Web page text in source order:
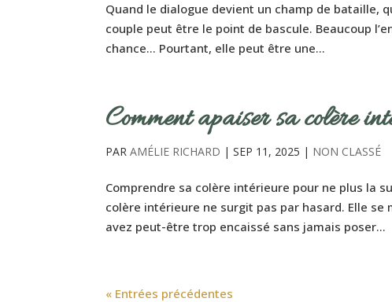
Quand le dialogue devient un champ de bataille,
couple peut être le point de bascule. Beaucoup
chance… Pourtant, elle peut être une...
Comment apaiser sa colère
PARAMÉLIE RICHARD |SEP 11, 2025 | NON CLASSÉ
Comprendre sa colère intérieure pour ne plus la
colère intérieure ne surgit pas par hasard. Elle
avez peut-être trop encaissé sans jamais poser...
« Entrées précédentes